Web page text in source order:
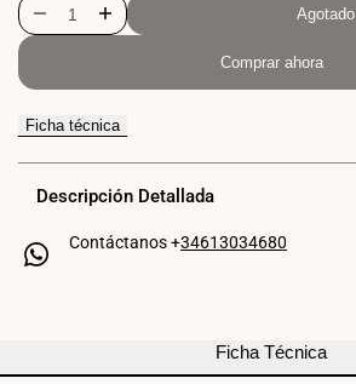
araña
negra
Aumentar
araña
Agotado
Comprar ahora
Ficha técnica
Descripción Detallada
Contáctanos +34613034680
Ficha Técnica